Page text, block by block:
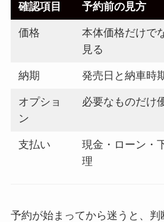
確認項目 予約前の見方
価格
本体価格だけで
見る
納期 発売日と納車時
オプショ
ン
必要なものだけ
支払い
現金・ローン・
理
予約が始まってから迷うと、判